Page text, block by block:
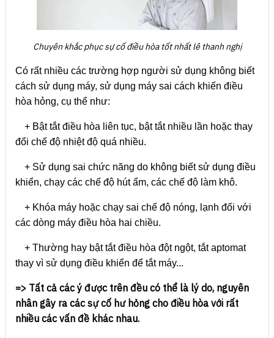
Chuyên khắc phục sự cố điều hòa tốt nhất lê thanh nghị
Có rất nhiều các trường hợp người sử dụng không biết
cách sử dụng máy, sử dụng máy sai cách khiến điều
hòa hỏng, cụ thể như:
+ Bật tắt điều hòa liên tục, bật tắt nhiều lần hoặc thay
đổi chế độ nhiệt độ quá nhiều.
+ Sử dụng sai chức năng do không biết sử dụng điều
khiển, chạy các chế độ hút ẩm, các chế độ làm khô.
+ Khóa máy hoặc chạy sai chế độ nóng, lạnh đối với
các dòng máy điều hòa hai chiều.
+ Thường hay bật tắt điều hòa đột ngột, tắt aptomat
thay vì sử dụng điều khiển để tắt máy...
=> Tất cả các ý được trên đều có thể là lý do, nguyên
nhân gây ra các sự cố hư hỏng cho điều hòa với rất
nhiều các vấn đề khác nhau.